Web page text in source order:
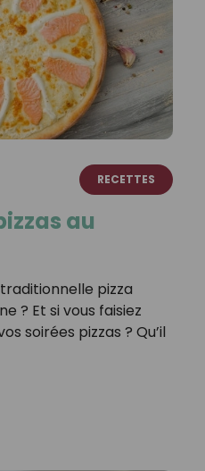
RECETTES
au
pizza
? Et si vous faisiez
soirées pizzas ? Qu’il